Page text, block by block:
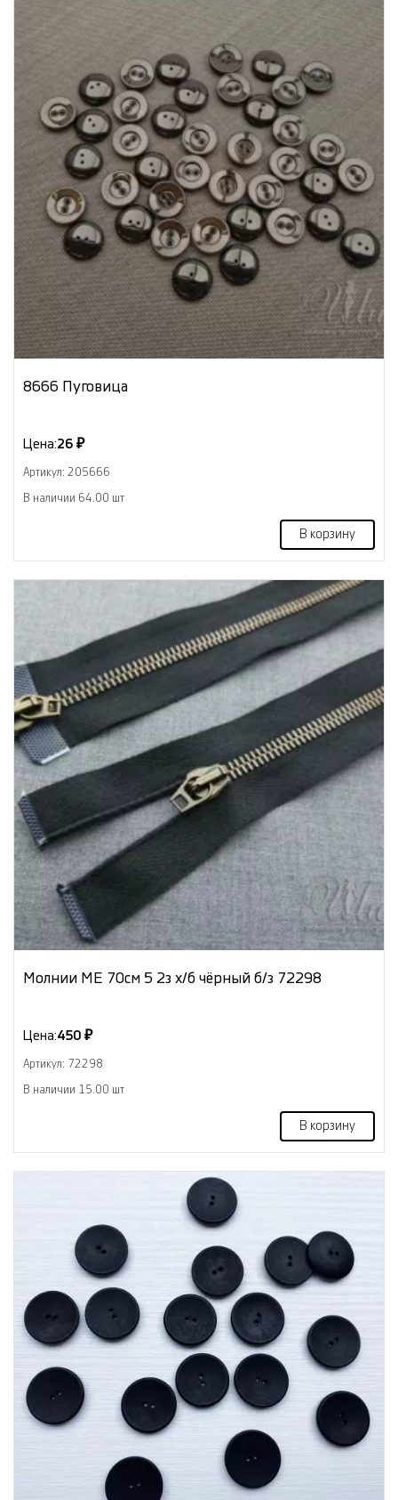
8666 Пуговица
Цена:26 ₽
Артикул: 205666
В наличии 64.00 шт
В корзину
Молнии МЕ 70см 5 2з х/б чёрный б/з 72298
Цена:450 ₽
Артикул: 72298
В наличии 15.00 шт
В корзину